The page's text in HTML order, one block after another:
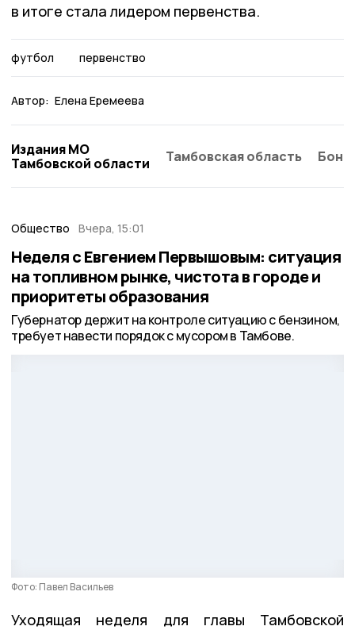
в итоге стала лидером первенства.
футбол первенство
Автор: Елена Еремеева
Издания МО
Тамбовской области
Тамбовская область
Общество Вчера, 15:01
Неделя с Евгением Первышовым: ситуация
на топливном рынке, чистота в городе и
приоритеты образования
Губернатор держит на контроле ситуацию с бензином,
требует навести порядок с мусором в Тамбове.
Фото: Павел Васильев
Уходящая неделя для главы Тамбовской